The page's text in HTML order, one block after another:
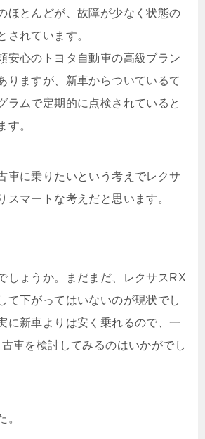
ほとんどが、故障が少なく状態の
されています。
安心のトヨタ自動車の高級ブラン
りますが、新車からついているて
ラムで定期的に点検されていると
す。
車に乗りたいという考えでレクサ
スマートな考えだと思います。
しょうか。まだまだ、レクサスRX
て下がってはいないのが現状でし
に新車よりは安く乗れるので、一
車を検討してみるのはいかがでし
。